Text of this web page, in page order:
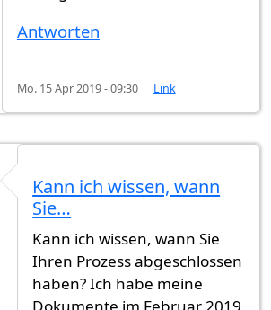
Antworten
Mo. 15 Apr 2019 - 09:30 Link
HehavvonHehav (nicht überprüft)
Kann ich wissen, wann
Sie…
Kann ich wissen, wann Sie
Ihren Prozess abgeschlossen
haben? Ich habe meine